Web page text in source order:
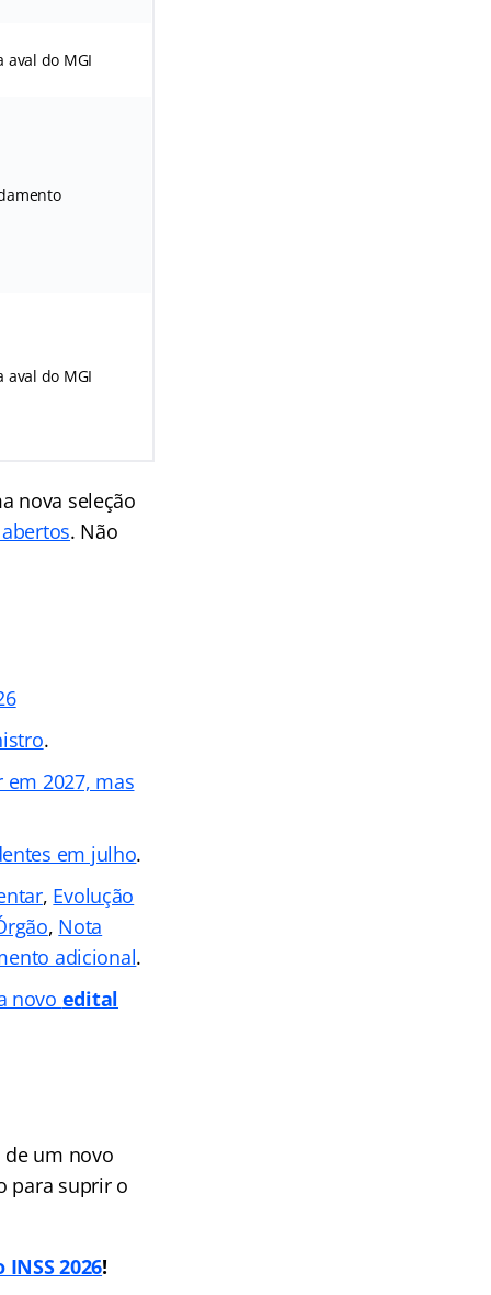
aval do MGI
aval do MGI
nova seleção
. Não
.
2027, mas
em julho.
, Evolução
, Nota
adicional.
novo edital
um novo
para suprir o
2026!